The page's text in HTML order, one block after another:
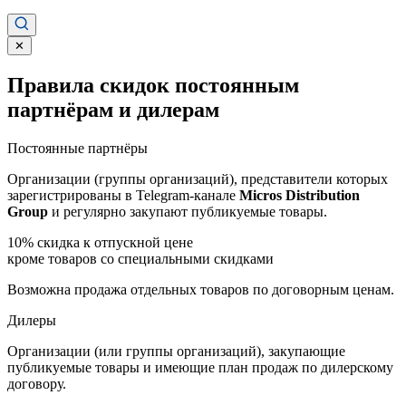
✕
Правила скидок постоянным
партнёрам и дилерам
Постоянные партнёры
Организации (группы организаций), представители которых
зарегистрированы в Telegram-канале Micros Distribution
Group и регулярно закупают публикуемые товары.
10% скидка к отпускной цене
кроме товаров со специальными скидками
Возможна продажа отдельных товаров по договорным ценам.
Дилеры
Организации (или группы организаций), закупающие
публикуемые товары и имеющие план продаж по дилерскому
договору.